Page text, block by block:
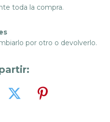
toda la compra.
por otro o devolverlo.